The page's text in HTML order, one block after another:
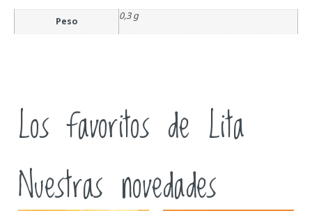
Peso 0,3 g
Los favoritos de Lita
Nuestras novedades